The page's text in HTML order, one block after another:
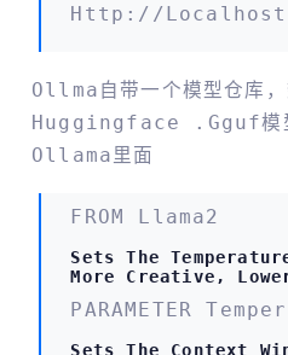
Http://
Ollma自带一个模型仓库，
Huggingface .gguf模型
Ollama里面
FROM Llama2
Sets The
More Creative,
PARAMETER
Sets The Context